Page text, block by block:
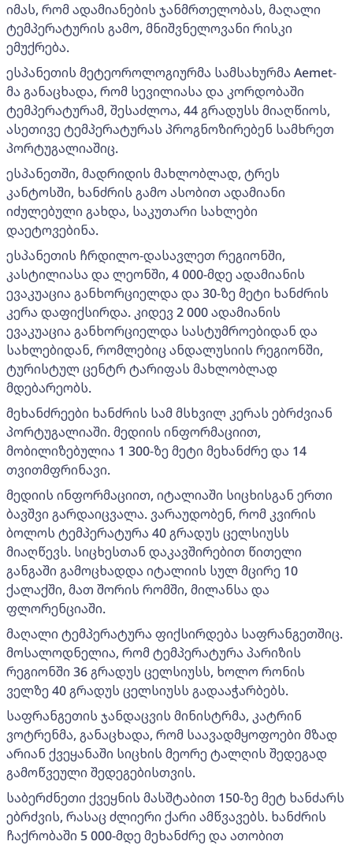
იმას, რომ ადამიანების ჯანმრთელობას, მაღალი
ტემპერატურის გამო, მნიშვნელოვანი რისკი
ემუქრება.
ესპანეთის მეტეოროლოგიურმა სამსახურმა Aemet-
მა განაცხადა, რომ სევილიასა და კორდობაში
ტემპერატურამ, შესაძლოა, 44 გრადუსს მიაღწიოს,
ასეთივე ტემპერატურას პროგნოზირებენ სამხრეთ
პორტუგალიაშიც.
ესპანეთში, მადრიდის მახლობლად, ტრეს
კანტოსში, ხანძრის გამო ასობით ადამიანი
იძულებული გახდა, საკუთარი სახლები
დაეტოვებინა.
ესპანეთის ჩრდილო-დასავლეთ რეგიონში,
კასტილიასა და ლეონში, 4 000-მდე ადამიანის
ევაკუაცია განხორციელდა და 30-ზე მეტი ხანძრის
კერა დაფიქსირდა. კიდევ 2 000 ადამიანის
ევაკუაცია განხორციელდა სასტუმროებიდან და
სახლებიდან, რომლებიც ანდალუსიის რეგიონში,
ტურისტულ ცენტრ ტარიფას მახლობლად
მდებარეობს.
მეხანძრეები ხანძრის სამ მსხვილ კერას ებრძვიან
პორტუგალიაში. მედიის ინფორმაციით,
მობილიზებულია 1 300-ზე მეტი მეხანძრე და 14
თვითმფრინავი.
მედიის ინფორმაციით, იტალიაში სიცხისგან ერთი
ბავშვი გარდაიცვალა. ვარაუდობენ, რომ კვირის
ბოლოს ტემპერატურა 40 გრადუს ცელსიუსს
მიაღწევს. სიცხესთან დაკავშირებით წითელი
განგაში გამოცხადდა იტალიის სულ მცირე 10
ქალაქში, მათ შორის რომში, მილანსა და
ფლორენციაში.
მაღალი ტემპერატურა ფიქსირდება საფრანგეთშიც.
მოსალოდნელია, რომ ტემპერატურა პარიზის
რეგიონში 36 გრადუს ცელსიუსს, ხოლო რონის
ველზე 40 გრადუს ცელსიუსს გადააჭარბებს.
საფრანგეთის ჯანდაცვის მინისტრმა, კატრინ
ვოტრენმა, განაცხადა, რომ საავადმყოფოები მზად
არიან ქვეყანაში სიცხის მეორე ტალღის შედეგად
გამოწვეული შედეგებისთვის.
საბერძნეთი ქვეყნის მასშტაბით 150-ზე მეტ ხანძარს
ებრძვის, რასაც ძლიერი ქარი ამწვავებს. ხანძრის
ჩაქრობაში 5 000-მდე მეხანძრე და ათობით